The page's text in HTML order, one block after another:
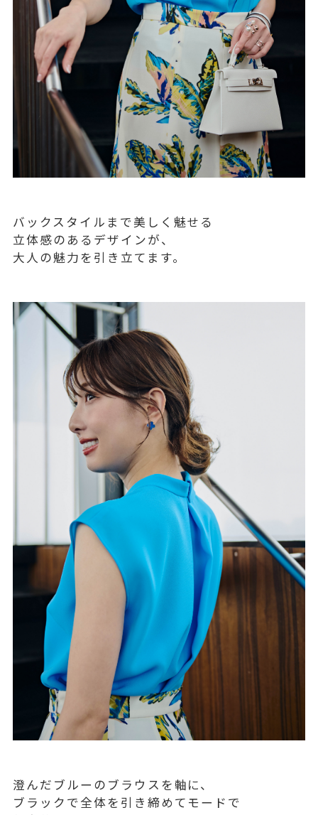
バックスタイルまで美しく魅せる
立体感のあるデザインが、
大人の魅力を引き立てます。
澄んだブルーのブラウスを軸に、
ブラックで全体を引き締めてモードで